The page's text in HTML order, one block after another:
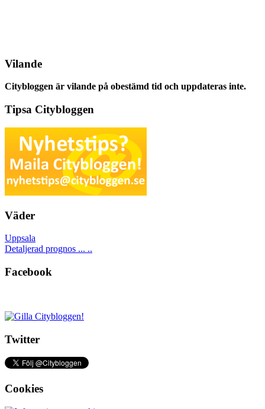
Vilande
Citybloggen är vilande på obestämd tid och uppdateras inte.
Tipsa Citybloggen
Väder
Uppsala
Detaljerad prognos ... ..
Facebook
Twitter
Cookies